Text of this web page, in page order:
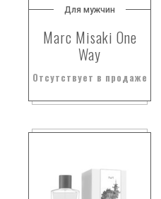
Для мужчин
Marc Misaki One
Way
Отсутствует в продаже